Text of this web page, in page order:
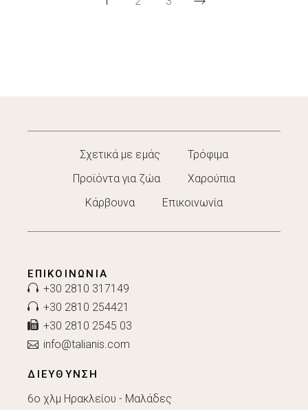
Σχετικά με εμάς
Τρόφιμα
Προϊόντα για ζώα
Χαρούπια
Κάρβουνα
Επικοινωνία
ΕΠΙΚΟΙΝΩΝΊΑ
+30 2810 317149
+30 2810 254421
+30 2810 2545 03
info@talianis.com
ΔΙΕΥΘΥΝΣΗ
6ο χλμ Ηρακλείου - Μαλάδες